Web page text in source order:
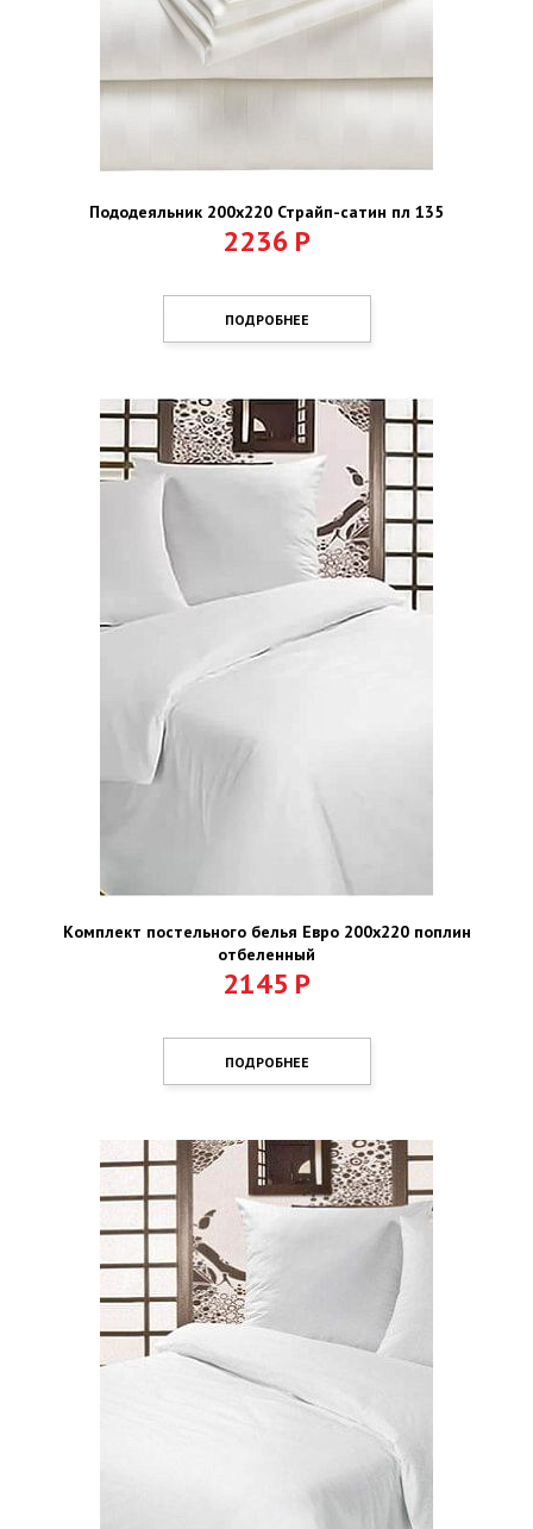
Пододеяльник 200х220 Страйп-сатин пл 135
2236 Р
ПОДРОБНЕЕ
Комплект постельного белья Евро 200х220 поплин
отбеленный
2145 Р
ПОДРОБНЕЕ